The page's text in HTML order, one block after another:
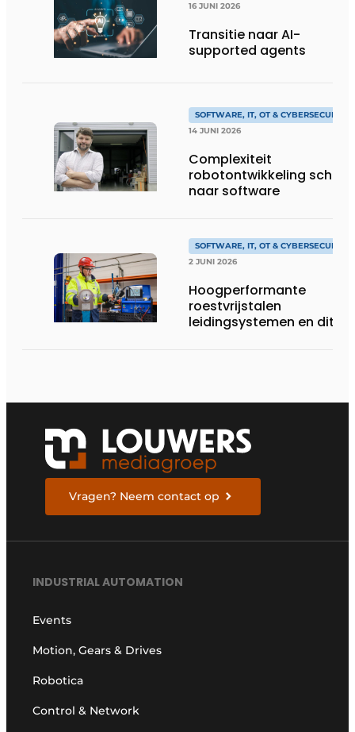
16 JUNI 2026
Transitie naar AI-
supported agents
SOFTWARE, IT, OT & CYBERSECURITY
14 JUNI 2026
Complexiteit
robotontwikkeling schuift
naar software
SOFTWARE, IT, OT & CYBERSECURITY
2 JUNI 2026
Hoogperformante
roestvrijstalen
leidingsystemen en dito
Vragen? Neem contact op
INDUSTRIAL AUTOMATION
Events
Motion, Gears & Drives
Robotica
Control & Network